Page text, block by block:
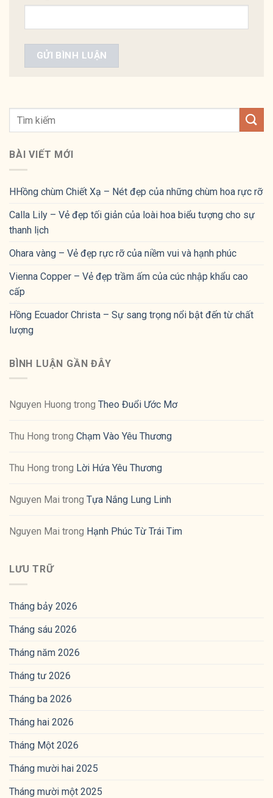
BÀI VIẾT MỚI
HHồng chùm Chiết Xạ – Nét đẹp của những chùm hoa rực rỡ
Calla Lily – Vẻ đẹp tối giản của loài hoa biểu tượng cho sự
thanh lịch
Ohara vàng – Vẻ đẹp rực rỡ của niềm vui và hạnh phúc
Vienna Copper – Vẻ đẹp trầm ấm của cúc nhập khẩu cao
cấp
Hồng Ecuador Christa – Sự sang trọng nổi bật đến từ chất
lượng
BÌNH LUẬN GẦN ĐÂY
Nguyen Huong trong Theo Đuổi Ước Mơ
Thu Hong trong Chạm Vào Yêu Thương
Thu Hong trong Lời Hứa Yêu Thương
Nguyen Mai trong Tựa Nắng Lung Linh
Nguyen Mai trong Hạnh Phúc Từ Trái Tim
LƯU TRỮ
Tháng bảy 2026
Tháng sáu 2026
Tháng năm 2026
Tháng tư 2026
Tháng ba 2026
Tháng hai 2026
Tháng Một 2026
Tháng mười hai 2025
Tháng mười một 2025